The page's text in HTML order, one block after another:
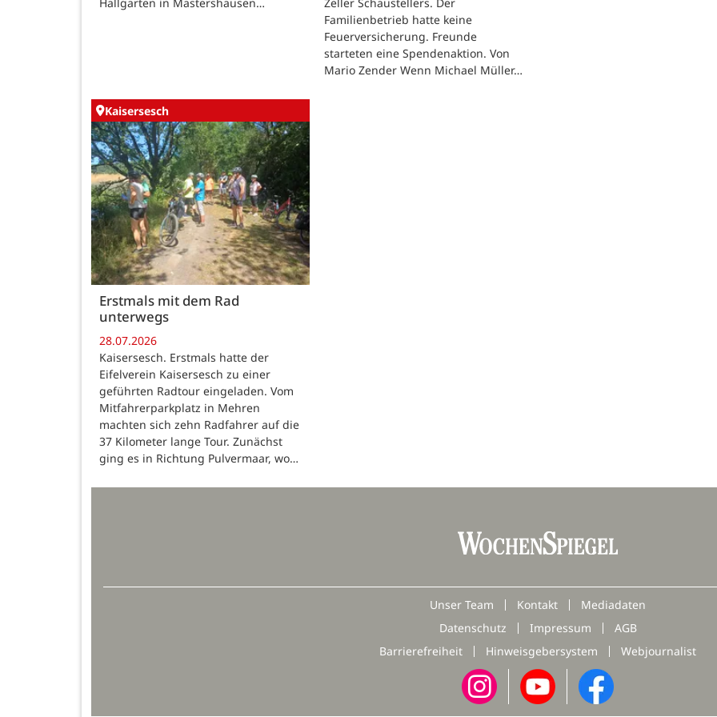
Familienbetrieb hatte keine
Feuerversicherung. Freunde
starteten eine Spendenaktion. Von
Mario Zender Wenn Michael Müller…
Kaisersesch
Erstmals mit dem Rad
unterwegs
28.07.2026
Kaisersesch. Erstmals hatte der
Eifelverein Kaisersesch zu einer
geführten Radtour eingeladen. Vom
Mitfahrerparkplatz in Mehren
machten sich zehn Radfahrer auf die
37 Kilometer lange Tour. Zunächst
ging es in Richtung Pulvermaar, wo…
Unser Team Kontakt
Mediadaten
Datenschutz
Impressum
AGB
Barrierefreiheit
Hinweisgebersystem Webjournalist